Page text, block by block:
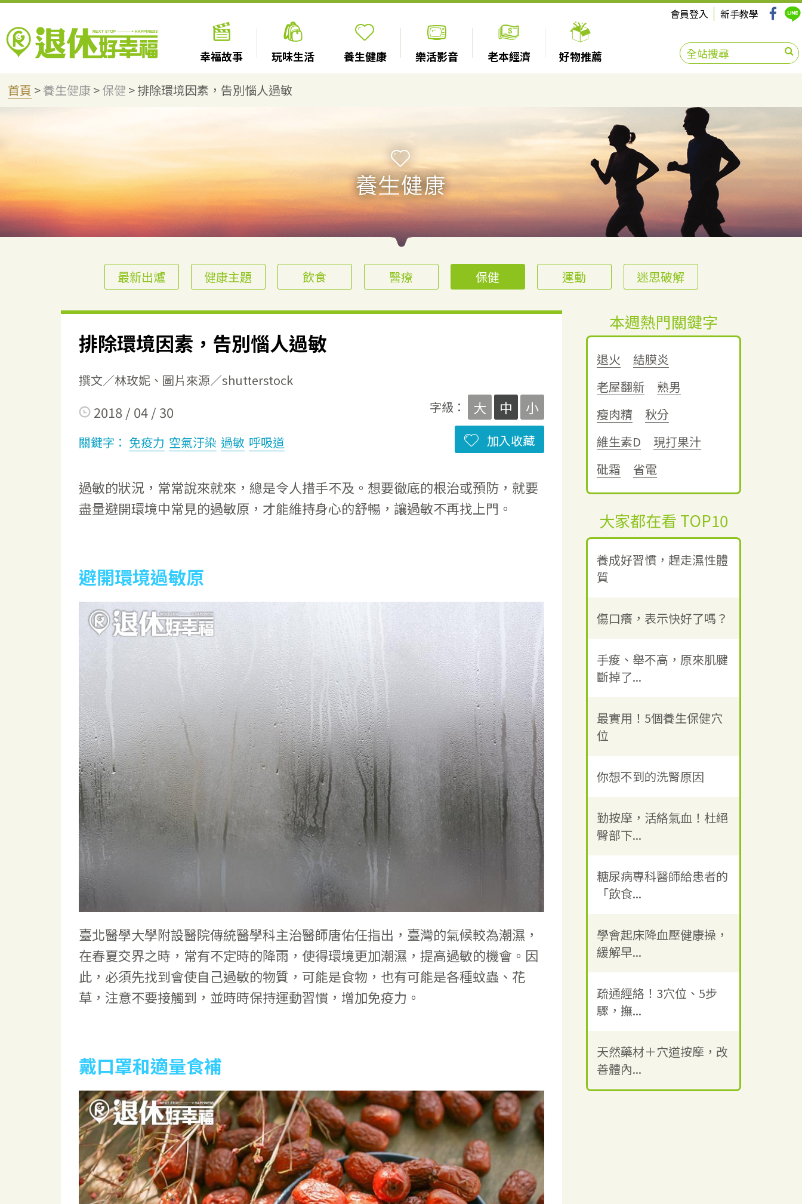
會員登入 新手教學
幸福故事 玩味生活 養生健康 樂活影音 老本經濟 好物推薦
首頁 >養生健康>保健>排除環境因素，告別惱人過敏
最新出爐 健康主題 飲食 醫療 保健 運動 迷思破解
排除環境因素，告別惱人過敏
撰文／林玫妮、圖片來源／shutterstock
2018 / 04 / 30
關鍵字： 免疫力 空氣汙染 過敏 呼吸道
字級： 大 中 小
加入收藏
過敏的狀況，常常說來就來，總是令人措手不及。想要徹底的根治或預防，就要
盡量避開環境中常見的過敏原，才能維持身心的舒暢，讓過敏不再找上門。
避開環境過敏原
臺北醫學大學附設醫院傳統醫學科主治醫師唐佑任指出，臺灣的氣候較為潮濕，
在春夏交界之時，常有不定時的降雨，使得環境更加潮濕，提高過敏的機會。因
此，必須先找到會使自己過敏的物質，可能是食物，也有可能是各種蚊蟲、花
草，注意不要接觸到，並時時保持運動習慣，增加免疫力。
戴口罩和適量食補
本週熱門關鍵字
退火
結膜炎
老屋翻新
熟男
瘦肉精
秋分
維生素D
現打果汁
砒霜
省電
大家都在看 TOP10
養成好習慣，趕走濕性體
質
傷口癢，表示快好了嗎？
手痠、舉不高，原來肌腱
斷掉了...
最實用！5個養生保健穴
位
你想不到的洗腎原因
勤按摩，活絡氣血！杜絕
臀部下...
糖尿病專科醫師給患者的
「飲食...
學會起床降血壓健康操，
緩解早...
疏通經絡！3穴位、5步
驟，撫...
天然藥材＋穴道按摩，改
善體內...